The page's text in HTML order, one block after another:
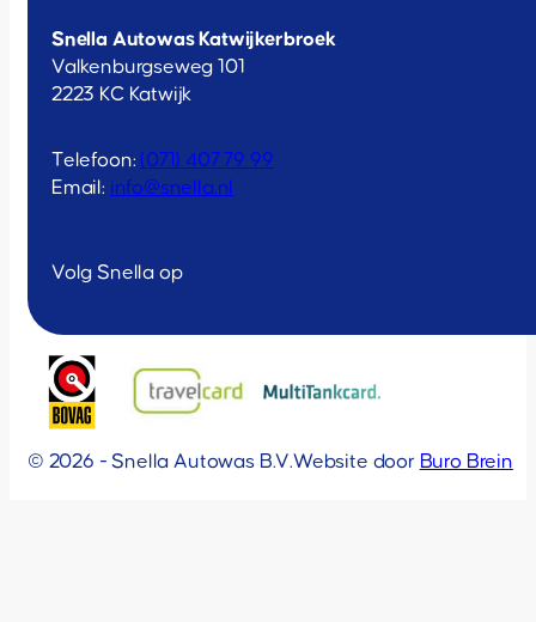
Snella Autowas Katwijkerbroek
Valkenburgseweg 101
2223 KC Katwijk
Telefoon:(071) 407 79 99
Email: info@snella.nl
Volg Snella op
© 2026 - Snella Autowas B.V.Website door Buro Brein